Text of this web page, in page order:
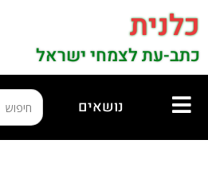
כלנית
כתב-עת לצמחי ישראל
נושאים